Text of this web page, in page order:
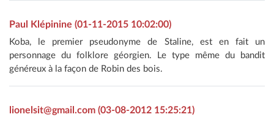
Paul Klépinine (01-11-2015 10:02:00)
Koba, le premier pseudonyme de Staline, est en fait un
personnage du folklore géorgien. Le type même du bandit
généreux à la façon de Robin des bois.
lionelsit@gmail.com (03-08-2012 15:25:21)